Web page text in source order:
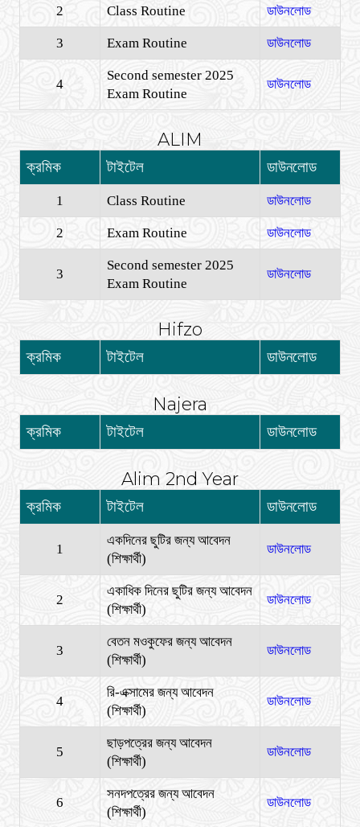
2 Class Routine ডাউনলোড
3 Exam Routine ডাউনলোড
4
Second semester 2025
Exam Routine
ডাউনলোড
ALIM
ক্রমিক টাইটেল ডাউনলোড
1 Class Routine ডাউনলোড
2 Exam Routine ডাউনলোড
3
Second semester 2025
Exam Routine
ডাউনলোড
Hifzo
ক্রমিক টাইটেল ডাউনলোড
Najera
ক্রমিক টাইটেল ডাউনলোড
Alim 2nd Year
ক্রমিক টাইটেল ডাউনলোড
1
একদিনের ছুটির জন্য আবেদন
(শিক্ষার্থী)
ডাউনলোড
2
একাধিক দিনের ছুটির জন্য আবেদন
(শিক্ষার্থী)
ডাউনলোড
3
বেতন মওকুফের জন্য আবেদন
(শিক্ষার্থী)
ডাউনলোড
4
রি-এক্সামের জন্য আবেদন
(শিক্ষার্থী)
ডাউনলোড
5
ছাড়পত্রের জন্য আবেদন
(শিক্ষার্থী)
ডাউনলোড
6
সনদপত্রের জন্য আবেদন
(শিক্ষার্থী)
ডাউনলোড